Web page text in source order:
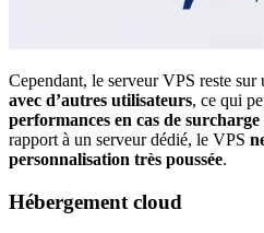
Cependant, le serveur VPS reste sur
avec d’autres utilisateurs, ce qui
performances en cas de
rapport à un serveur dédié, le VPS
personnalisation très poussée.
Hébergement cloud